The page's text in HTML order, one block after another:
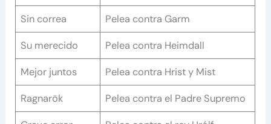
Sin correa Pelea contra Garm
Su merecido Pelea contra Heimdall
Mejor juntos Pelea contra Hrist y Mist
Ragnarök Pelea contra el Padre Supremo